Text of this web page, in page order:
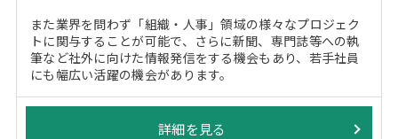
また業界を問わず「組織・人事」領域の様々なプロジェク
トに関与することが可能で、さらに新聞、専門誌等への執
筆など社外に向けた情報発信をする機会もあり、若手社員
にも幅広い活躍の機会があります。
詳細を見る